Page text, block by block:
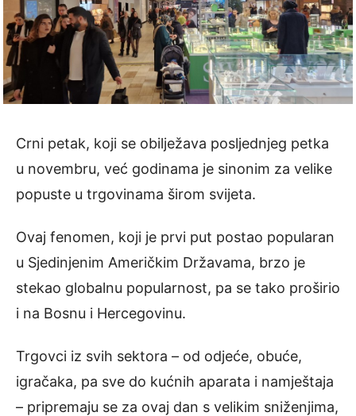
Crni petak, koji se obilježava posljednjeg petka
u novembru, već godinama je sinonim za velike
popuste u trgovinama širom svijeta.
Ovaj fenomen, koji je prvi put postao popularan
u Sjedinjenim Američkim Državama, brzo je
stekao globalnu popularnost, pa se tako proširio
i na Bosnu i Hercegovinu.
Trgovci iz svih sektora – od odjeće, obuće,
igračaka, pa sve do kućnih aparata i namještaja
– pripremaju se za ovaj dan s velikim sniženjima,